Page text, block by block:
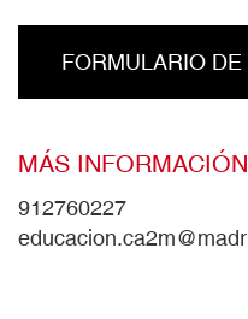
FORMULARIO
MÁS
912760227